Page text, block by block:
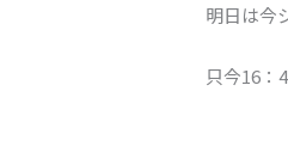
明日は今
只今16：